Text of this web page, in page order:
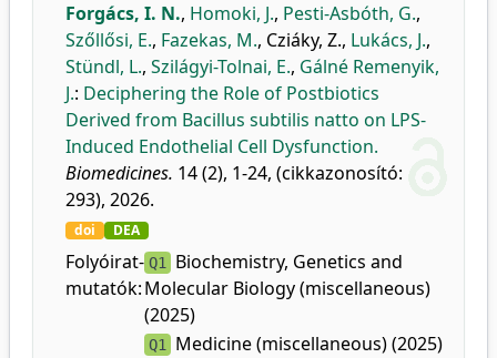
Forgács, I. N., Homoki, J., Pesti-Asbóth, G.,
Szőllősi, E., Fazekas, M., Cziáky, Z., Lukács, J.,
Stündl, L., Szilágyi-Tolnai, E., Gálné Remenyik,
J.: Deciphering the Role of Postbiotics
Derived from Bacillus subtilis natto on LPS-
Induced Endothelial Cell Dysfunction.
Biomedicines. 14 (2), 1-24, (cikkazonosító:
293), 2026.
doi DEA
Folyóirat-
mutatók:
Q1
Biochemistry, Genetics and
Molecular Biology (miscellaneous)
(2025)
Q1 Medicine (miscellaneous) (2025)